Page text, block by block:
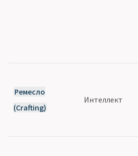
Ремесло
(Crafting)
Интеллект